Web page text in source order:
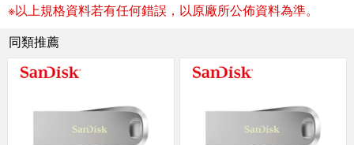
※以上規格資料若有任何錯誤，以原廠所公佈資料為準。
同類推薦